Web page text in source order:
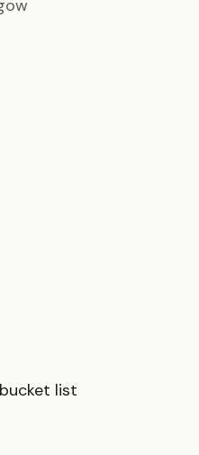
list